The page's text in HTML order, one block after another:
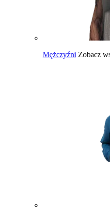
Mężczyźni Zobacz